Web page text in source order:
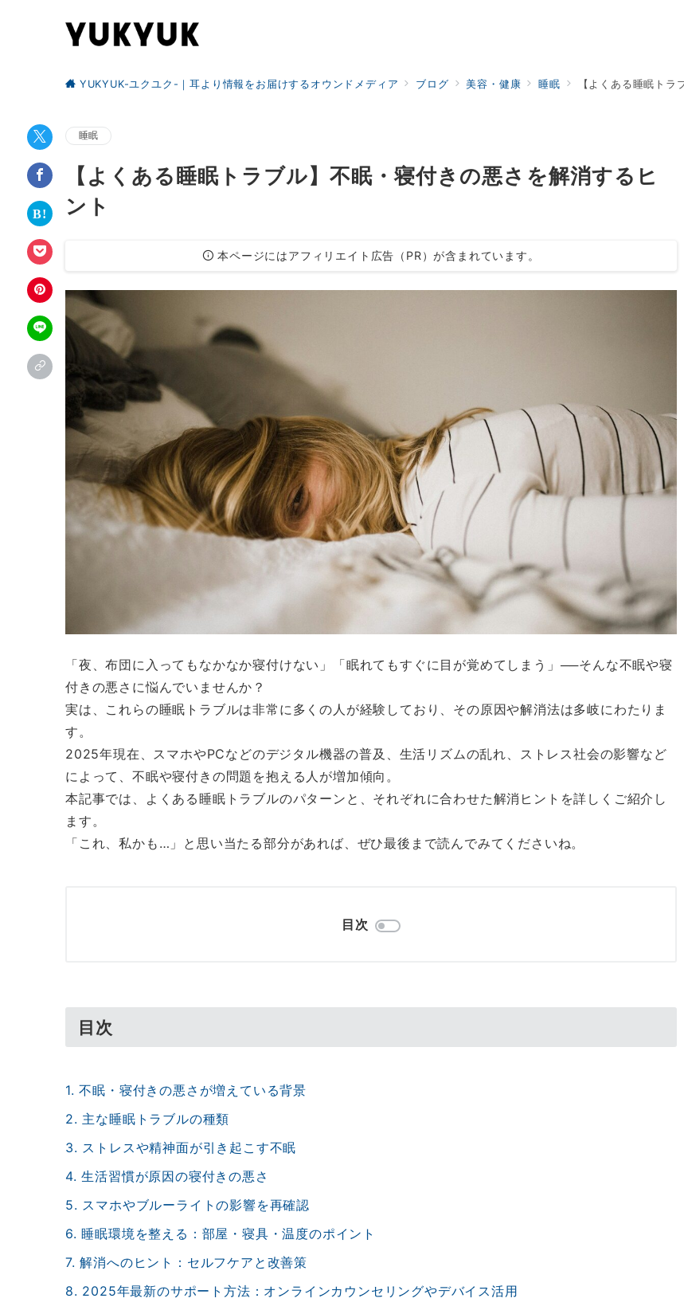
YUKYUK-ユクユク-｜耳より情報をお届けするオウンドメディア ブログ 美容・健康 睡眠 【よくある睡眠トラ
睡眠
【よくある睡眠トラブル】不眠・寝付きの悪さを解消するヒ
ント
本ページにはアフィリエイト広告（PR）が含まれています。
「夜、布団に入ってもなかなか寝付けない」「眠れてもすぐに目が覚めてしまう」──そんな不眠や寝
付きの悪さに悩んでいませんか？
実は、これらの睡眠トラブルは非常に多くの人が経験しており、その原因や解消法は多岐にわたりま
す。
2025年現在、スマホやPCなどのデジタル機器の普及、生活リズムの乱れ、ストレス社会の影響など
によって、不眠や寝付きの問題を抱える人が増加傾向。
本記事では、よくある睡眠トラブルのパターンと、それぞれに合わせた解消ヒントを詳しくご紹介し
ます。
「これ、私かも…」と思い当たる部分があれば、ぜひ最後まで読んでみてくださいね。
目次
目次
1. 不眠・寝付きの悪さが増えている背景
2. 主な睡眠トラブルの種類
3. ストレスや精神面が引き起こす不眠
4. 生活習慣が原因の寝付きの悪さ
5. スマホやブルーライトの影響を再確認
6. 睡眠環境を整える：部屋・寝具・温度のポイント
7. 解消へのヒント：セルフケアと改善策
8. 2025年最新のサポート方法：オンラインカウンセリングやデバイス活用